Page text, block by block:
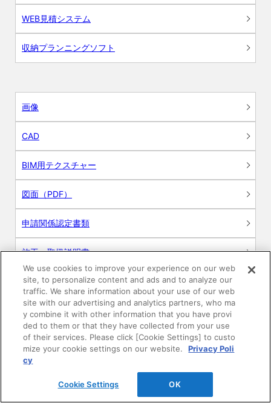
WEB見積システム
収納プランニングソフト
画像
CAD
BIM用テクスチャー
図面（PDF）
申請関係認定書類
施工・取扱説明書
動画
シミュレーションツール
24時間換気システム〈エアスマート〉
簡易設計見積ソフト
R&Dセンター環境測定・分析サービス
We use cookies to improve your experience on our web
site, to personalize content and ads and to analyze our
traffic. We share information about your use of our web
site with our advertising and analytics partners, who ma
y combine it with other information that you have provi
ded to them or that they have collected from your use
of their services. Please click [Cookie Settings] to custo
mize your cookie settings on our website.
Privacy Poli
cy
Cookie Settings OK